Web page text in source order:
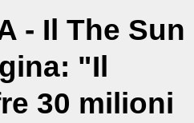
- Il The Sun
"Il
30 milioni